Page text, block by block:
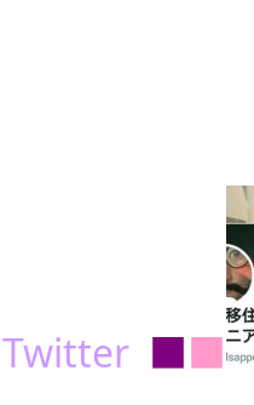
Twitter ■■